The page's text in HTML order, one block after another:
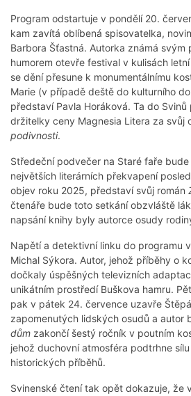
Program odstartuje v pondělí 20.
kam zavítá oblíbená spisovatelka,
Barbora Šťastná. Autorka známá svým
humorem otevře festival v kulisách
se dění přesune k monumentálnímu
Marie (v případě deště do kulturního
představí Pavla Horáková. Ta do
držitelky ceny Magnesia Litera za svůj
podivnosti.
Středeční podvečer na Staré faře
největších literárních překvapení
objev roku 2025, představí svůj román
čtenáře bude toto setkání obzvláště
napsání knihy byly autorce osudy
Napětí a detektivní linku do programu
Michal Sýkora. Autor, jehož příběhy o
dočkaly úspěšných televizních
unikátním prostředí Buškova hamru.
pak v pátek 24. července uzavře
zapomenutých lidských osudů a autor
dům zakončí šestý ročník v poutním
jehož duchovní atmosféra podtrhne
historických příběhů.
Svinenské čtení tak opět dokazuje, že